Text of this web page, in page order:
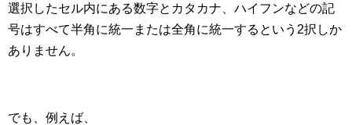
選択したセル内にある数字とカタカナ、ハイフンなどの記
号はすべて半角に統一または全角に統一するという2択しか
ありません。
でも、例えば、